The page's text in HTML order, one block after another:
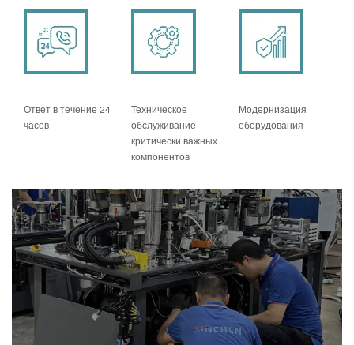
Ответ в течение 24
часов
Техническое
обслуживание
критически важных
компонентов
Модернизация
оборудования